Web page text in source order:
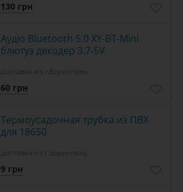
130 грн
Аудіо Bluetooth 5.0 XY-BT-Mini
блютуз декодер 3.7-5V
60 грн
Термоусадочная трубка из ПВХ
для 18650
9 грн